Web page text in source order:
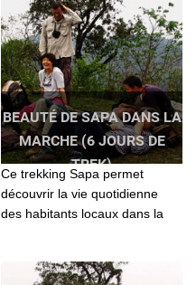
BEAUTÉ DE SAPA DANS LA
MARCHE (6 JOURS DE
TREK)
Ce trekking Sapa permet
découvrir la vie quotidienne
des habitants locaux dans la
traditionnels...